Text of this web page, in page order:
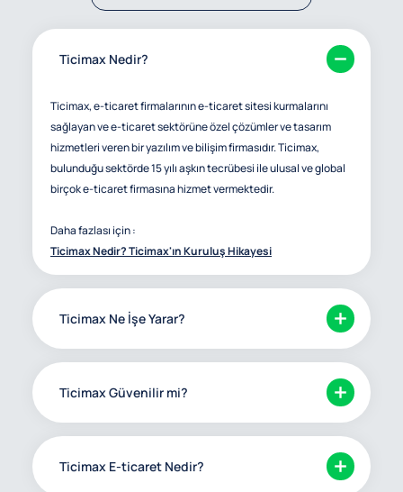
Ticimax Nedir?
Ticimax, e-ticaret firmalarının e-ticaret sitesi kurmalarını
sağlayan ve e-ticaret sektörüne özel çözümler ve tasarım
hizmetleri veren bir yazılım ve bilişim firmasıdır. Ticimax,
bulunduğu sektörde 15 yılı aşkın tecrübesi ile ulusal ve global
birçok e-ticaret firmasına hizmet vermektedir.
Daha fazlası için :
Ticimax Nedir? Ticimax'ın Kuruluş Hikayesi
Ticimax Ne İşe Yarar?
Ticimax Güvenilir mi?
Ticimax E-ticaret Nedir?